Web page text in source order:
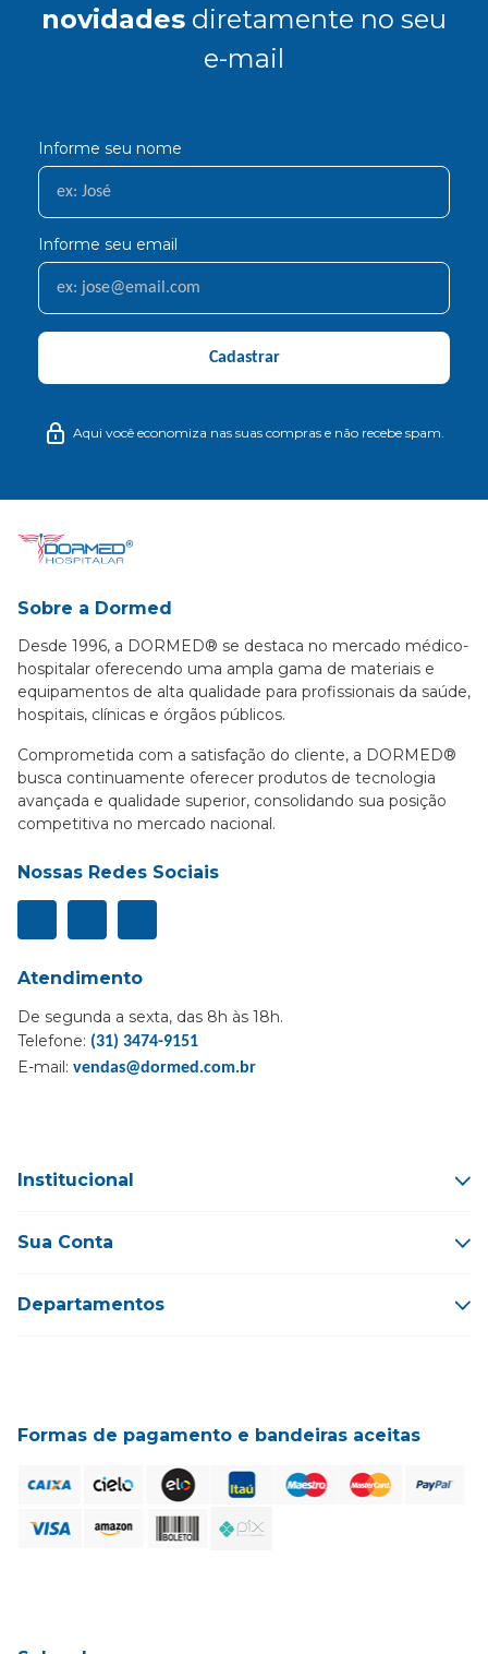
novidades diretamente no seu
e-mail
Informe seu nome
Informe seu email
Cadastrar
Aqui você economiza nas suas compras e não recebe spam.
Sobre a Dormed
Desde 1996, a DORMED® se destaca no mercado médico-
hospitalar oferecendo uma ampla gama de materiais e
equipamentos de alta qualidade para profissionais da saúde,
hospitais, clínicas e órgãos públicos.
Comprometida com a satisfação do cliente, a DORMED®
busca continuamente oferecer produtos de tecnologia
avançada e qualidade superior, consolidando sua posição
competitiva no mercado nacional.
Nossas Redes Sociais
Atendimento
De segunda a sexta, das 8h às 18h.
Telefone: (31) 3474-9151
E-mail: vendas@dormed.com.br
Institucional
Sua Conta
Departamentos
Formas de pagamento e bandeiras aceitas